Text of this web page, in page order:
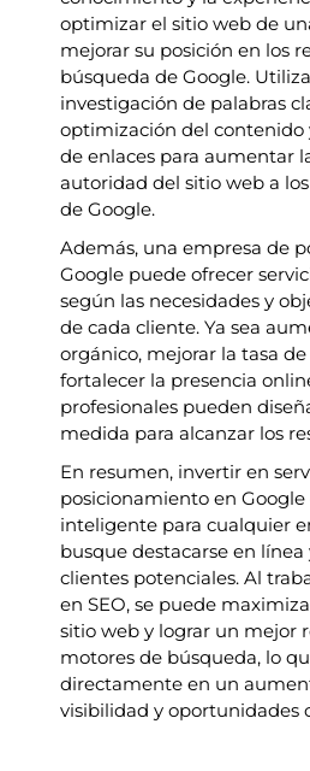
optimizar el sitio web de
mejorar su posición en los
búsqueda de Google.
investigación de palabras
optimización del contenido
de enlaces para aumentar
autoridad del sitio web a
de Google.
Además, una empresa de
Google puede ofrecer
según las necesidades y
de cada cliente. Ya sea
orgánico, mejorar la tasa
fortalecer la presencia
profesionales pueden
medida para alcanzar los
En resumen, invertir en
posicionamiento en Google
inteligente para cualquier
busque destacarse en línea
clientes potenciales. Al
en SEO, se puede
sitio web y lograr un mejor
motores de búsqueda, lo
directamente en un
visibilidad y oportunidades